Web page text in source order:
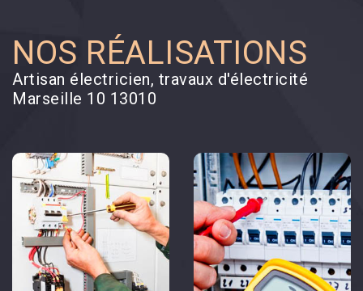
NOS RÉALISATIONS
Artisan électricien, travaux d'électricité
Marseille 10 13010